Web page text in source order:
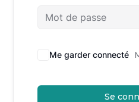
Me garder connecté
Se